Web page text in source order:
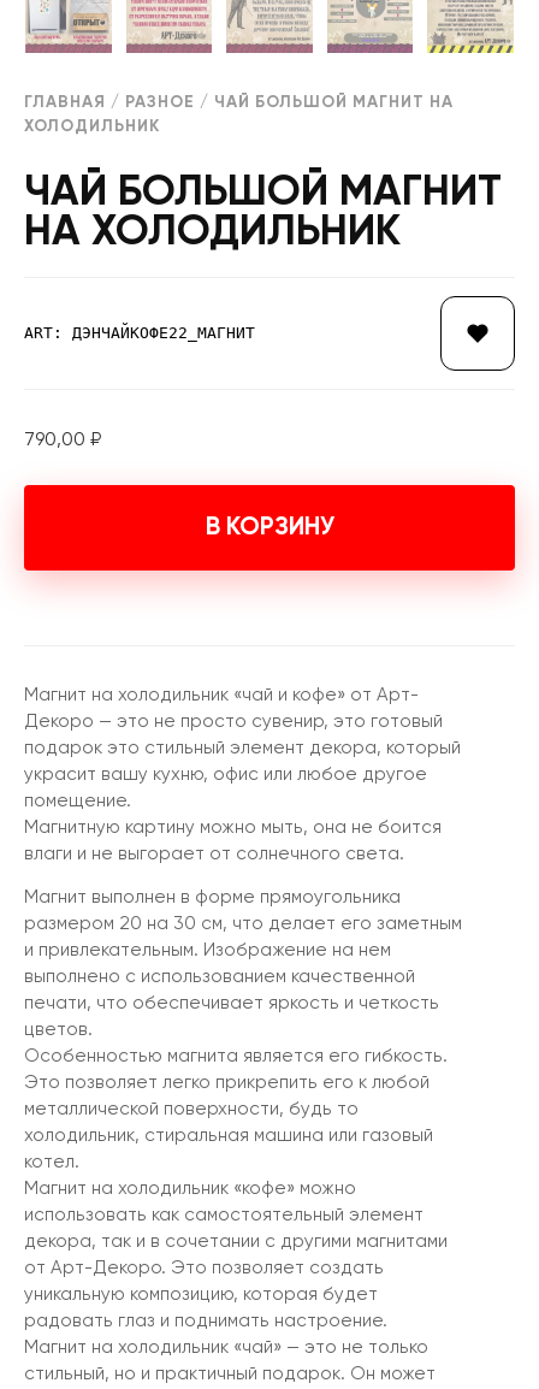
ГЛАВНАЯ / РАЗНОЕ / ЧАЙ БОЛЬШОЙ МАГНИТ НА
ХОЛОДИЛЬНИК
ЧАЙ БОЛЬШОЙ МАГНИТ
НА ХОЛОДИЛЬНИК
ART: ДЭНЧАЙКОФЕ22_МАГНИТ
790,00 ₽
В КОРЗИНУ
Магнит на холодильник «чай и кофе» от Арт-
Декоро — это не просто сувенир, это готовый
подарок это стильный элемент декора, который
украсит вашу кухню, офис или любое другое
помещение.
Магнитную картину можно мыть, она не боится
влаги и не выгорает от солнечного света.
Магнит выполнен в форме прямоугольника
размером 20 на 30 см, что делает его заметным
и привлекательным. Изображение на нем
выполнено с использованием качественной
печати, что обеспечивает яркость и четкость
цветов.
Особенностью магнита является его гибкость.
Это позволяет легко прикрепить его к любой
металлической поверхности, будь то
холодильник, стиральная машина или газовый
котел.
Магнит на холодильник «кофе» можно
использовать как самостоятельный элемент
декора, так и в сочетании с другими магнитами
от Арт-Декоро. Это позволяет создать
уникальную композицию, которая будет
радовать глаз и поднимать настроение.
Магнит на холодильник «чай» — это не только
стильный, но и практичный подарок. Он может